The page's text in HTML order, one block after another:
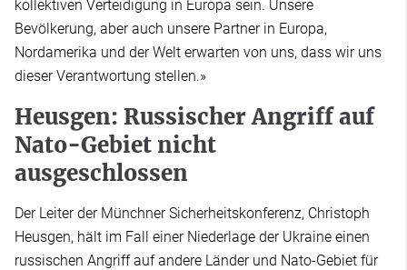
kollektiven Verteidigung in Europa sein. Unsere
Bevölkerung, aber auch unsere Partner in Europa,
Nordamerika und der Welt erwarten von uns, dass wir uns
dieser Verantwortung stellen.»
Heusgen: Russischer Angriff auf
Nato-Gebiet nicht
ausgeschlossen
Der Leiter der Münchner Sicherheitskonferenz, Christoph
Heusgen, hält im Fall einer Niederlage der Ukraine einen
russischen Angriff auf andere Länder und Nato-Gebiet für